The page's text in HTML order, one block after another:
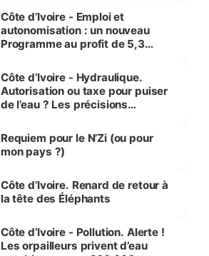
et Yamoussoukro
Côte d’Ivoire - Emploi et
autonomisation : un nouveau
Programme au profit de 5,3
Côte d’Ivoire - Hydraulique.
Autorisation ou taxe pour puiser
de l’eau ? Les précisions
Requiem pour le N’Zi (ou pour
mon pays ?)
Côte d’Ivoire. Renard de retour à
la tête des Éléphants
Côte d’Ivoire - Pollution. Alerte !
Les orpailleurs privent d’eau